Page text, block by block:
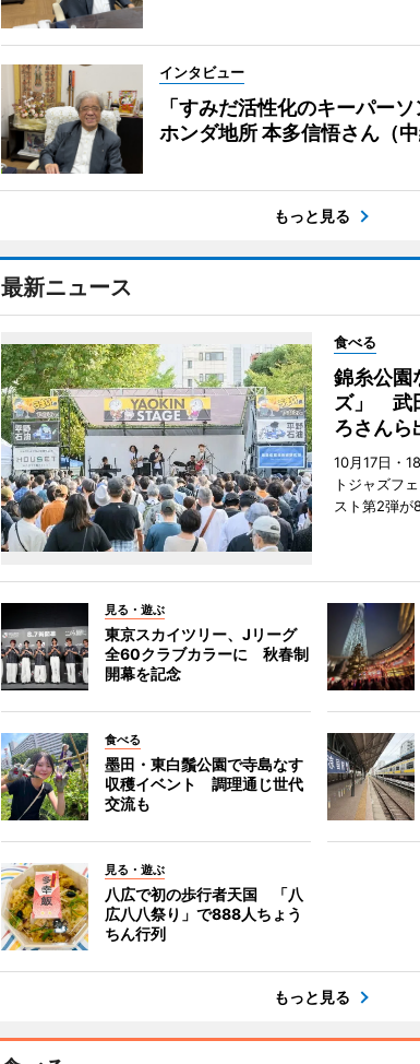
インタビュー
「すみだ活性化のキーパー
ホンダ地所 本多信悟さん（中
もっと見る
最新ニュース
食べる
錦糸公園
ズ」 武
ろさんら
10月17日・
トジャズフ
スト第2弾が
見る・遊ぶ
東京スカイツリー、Jリーグ
全60クラブカラーに 秋春制
開幕を記念
食べる
墨田・東白鬚公園で寺島なす
収穫イベント 調理通じ世代
交流も
見る・遊ぶ
八広で初の歩行者天国 「八
広八八祭り」で888人ちょう
ちん行列
もっと見る